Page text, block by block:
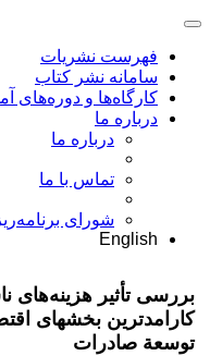
فهرست نشریات
سامانه نشر کتاب
کارگاه‌ها و
درباره ما
درباره ما
تماس با ما
شورای
English
بررسی تأثیر هزینه‌های
کارامدترین بخشهای
توسعة صادرات